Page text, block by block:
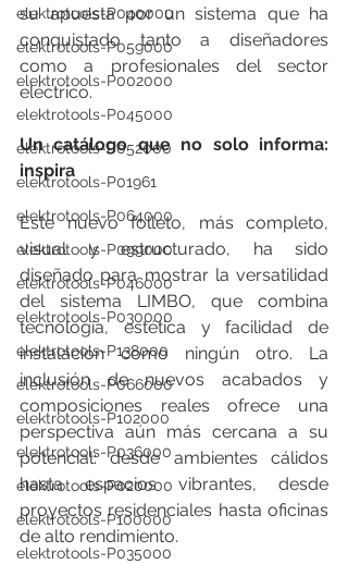
elektrotools-P040000
elektrotools-P059000
elektrotools-P002000
elektrotools-P045000
elektrotools-P052000
elektrotools-P01961
elektrotools-P064000
elektrotools-P099000
elektrotools-P046000
elektrotools-P030000
elektrotools-P138000
elektrotools-P066000
elektrotools-P102000
elektrotools-P036000
elektrotools-P020000
elektrotools-P100000
elektrotools-P035000
su apuesta por un sistema que ha
conquistado tanto a diseñadores
como a profesionales del sector
eléctrico.
Un catálogo que no solo informa:
inspira
Este nuevo folleto, más completo,
visual y estructurado, ha sido
diseñado para mostrar la versatilidad
del sistema LIMBO, que combina
tecnología, estética y facilidad de
instalación como ningún otro. La
inclusión de nuevos acabados y
composiciones reales ofrece una
perspectiva aún más cercana a su
potencial: desde ambientes cálidos
hasta espacios vibrantes, desde
proyectos residenciales hasta oficinas
de alto rendimiento.